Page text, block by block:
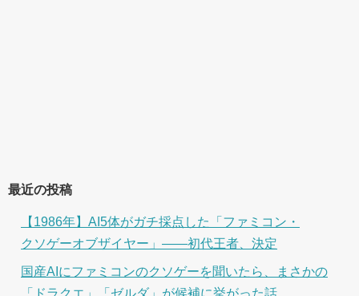
最近の投稿
【1986年】AI5体がガチ採点した「ファミコン・
クソゲーオブザイヤー」――初代王者、決定
国産AIにファミコンのクソゲーを聞いたら、まさかの
「ドラクエ」「ゼルダ」が候補に挙がった話